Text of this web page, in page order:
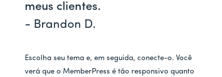
meus clientes.
- Brandon D.
Escolha seu tema e, em seguida, conecte-o. Você
verá que o MemberPress é tão responsivo quanto